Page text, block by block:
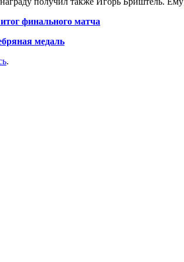
финального матча
медаль
.